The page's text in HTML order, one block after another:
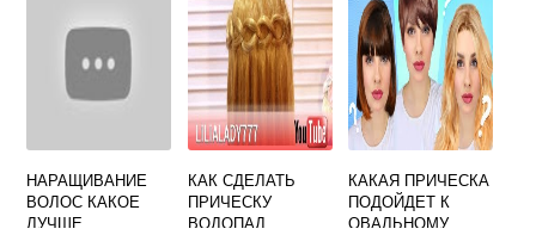
НАРАЩИВАНИЕ
ВОЛОС КАКОЕ
ЛУЧШЕ
КАК СДЕЛАТЬ
ПРИЧЕСКУ
ВОДОПАД
КАКАЯ ПРИЧЕСКА
ПОДОЙДЕТ К
ОВАЛЬНОМУ